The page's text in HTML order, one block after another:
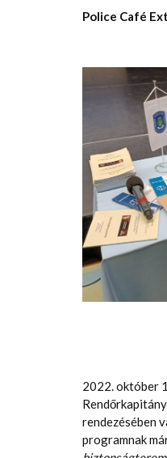
Police Café
2022. október
rendezésében
programnak